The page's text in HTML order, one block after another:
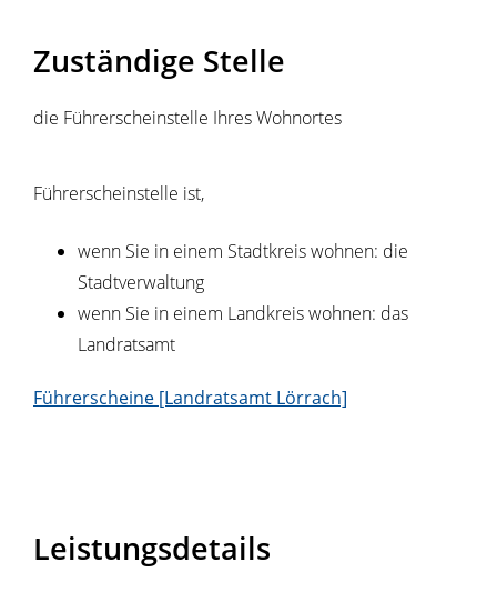
Zuständige Stelle
die Führerscheinstelle Ihres Wohnortes
Führerscheinstelle ist,
wenn Sie in einem Stadtkreis wohnen: die
Stadtverwaltung
wenn Sie in einem Landkreis wohnen: das
Landratsamt
Führerscheine [Landratsamt Lörrach]
Leistungsdetails